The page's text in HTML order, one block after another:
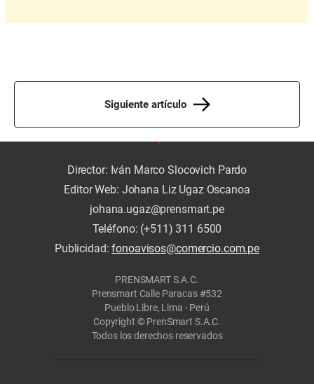
Siguiente artículo
Director: Iván Marco Slocovich Pardo
Editor Web: Johana Liz Ugaz Oscanoa
johana.ugaz@prensmart.pe
Teléfono: (+511) 311 6500
Publicidad:fonoavisos@comercio.com.pe
PRENSMART S.A.C.
Prensmart Calle Paracas #532
Pueblo Libre, Lima - Perú
Copyright © PrenSmart S.A.C.
Todos los derechos reservados